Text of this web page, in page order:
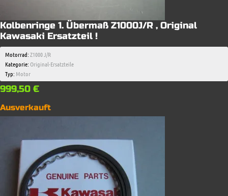
Kolbenringe 1. Übermaß Z1000J/R , Original
Kawasaki Ersatzteil !
Motorrad:Z1000 J/R
Kategorie:Original-Ersatzteile
Typ: Motor
999,50 €
Ausverkauft